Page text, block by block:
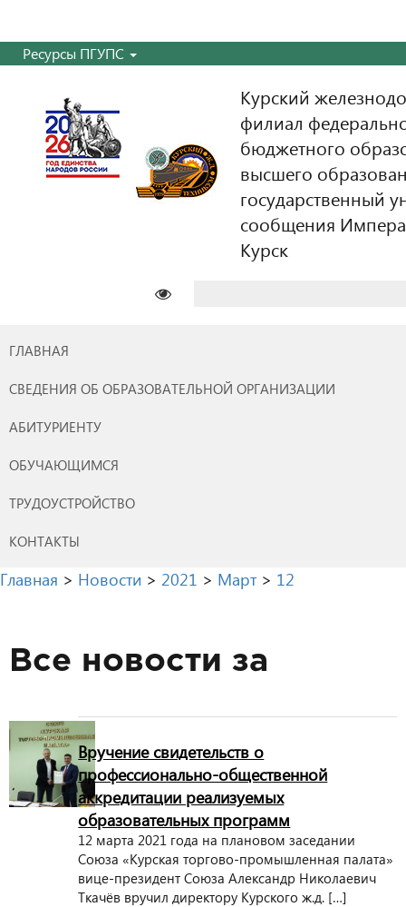
Ресурсы ПГУПС
Курский
филиал
бюджетного
высшего
государственный
сообщения
Курск
ГЛАВНАЯ
СВЕДЕНИЯ ОБ ОБРАЗОВАТЕЛЬНОЙ ОРГАНИЗАЦИИ
АБИТУРИЕНТУ
ОБУЧАЮЩИМСЯ
ТРУДОУСТРОЙСТВО
КОНТАКТЫ
Главная > Новости > 2021 > Март > 12
Все новости за
Вручение свидетельств о
профессионально-общественной
аккредитации реализуемых
образовательных программ
12 марта 2021 года на плановом заседании
Союза «Курская торгово-промышленная палата»
вице-президент Союза Александр Николаевич
Ткачёв вручил директору Курского ж.д. […]